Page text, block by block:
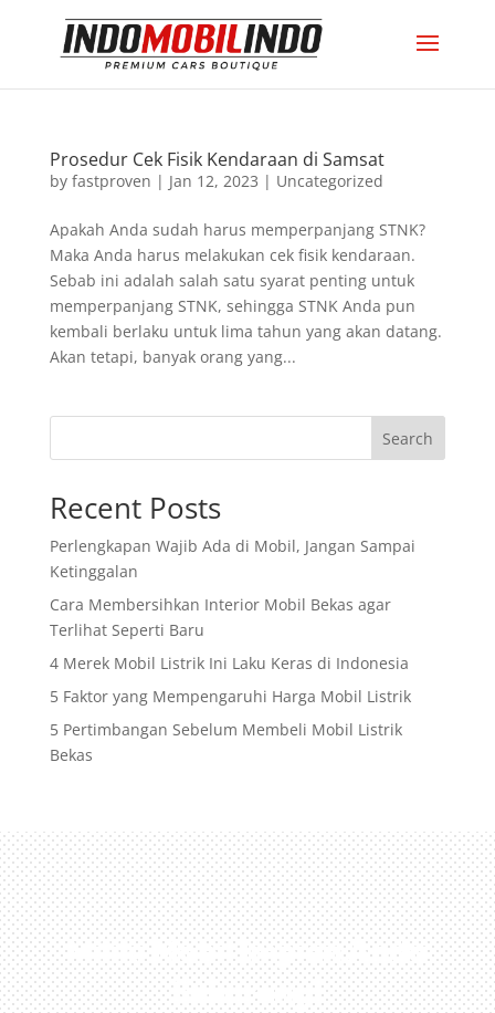
Prosedur Cek Fisik Kendaraan di Samsat
by fastproven | Jan 12, 2023 | Uncategorized
Apakah Anda sudah harus memperpanjang STNK?
Maka Anda harus melakukan cek fisik kendaraan.
Sebab ini adalah salah satu syarat penting untuk
memperpanjang STNK, sehingga STNK Anda pun
kembali berlaku untuk lima tahun yang akan datang.
Akan tetapi, banyak orang yang...
Search
Recent Posts
Perlengkapan Wajib Ada di Mobil, Jangan Sampai
Ketinggalan
Cara Membersihkan Interior Mobil Bekas agar
Terlihat Seperti Baru
4 Merek Mobil Listrik Ini Laku Keras di Indonesia
5 Faktor yang Mempengaruhi Harga Mobil Listrik
5 Pertimbangan Sebelum Membeli Mobil Listrik
Bekas
Miliki Mobil Impian Anda
Sekarang!